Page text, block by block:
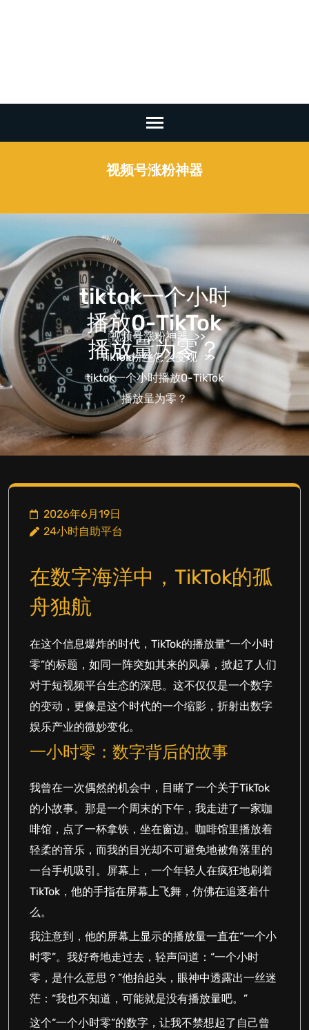
视频号涨粉神器
tiktok一个小时
播放0-TikTok
播放量为零？
视频号涨粉神器 >>
TikTok粉丝怎么变现 >>
tiktok一个小时播放0-TikTok
播放量为零？
2026年6月19日
24小时自助平台
在数字海洋中，TikTok的孤
舟独航
在这个信息爆炸的时代，TikTok的播放量“一个小时
零”的标题，如同一阵突如其来的风暴，掀起了人们
对于短视频平台生态的深思。这不仅仅是一个数字
的变动，更像是这个时代的一个缩影，折射出数字
娱乐产业的微妙变化。
一小时零：数字背后的故事
我曾在一次偶然的机会中，目睹了一个关于TikTok
的小故事。那是一个周末的下午，我走进了一家咖
啡馆，点了一杯拿铁，坐在窗边。咖啡馆里播放着
轻柔的音乐，而我的目光却不可避免地被角落里的
一台手机吸引。屏幕上，一个年轻人在疯狂地刷着
TikTok，他的手指在屏幕上飞舞，仿佛在追逐着什
么。
我注意到，他的屏幕上显示的播放量一直在“一个小
时零”。我好奇地走过去，轻声问道：“一个小时
零，是什么意思？”他抬起头，眼神中透露出一丝迷
茫：“我也不知道，可能就是没有播放量吧。”
这个“一个小时零”的数字，让我不禁想起了自己曾